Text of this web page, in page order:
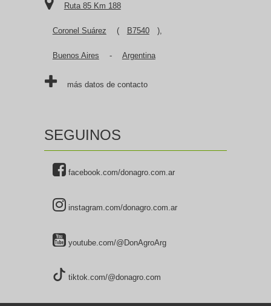
Ruta 85 Km 188
Coronel Suárez ( B7540 ),
Buenos Aires - Argentina
más datos de contacto
SEGUINOS
facebook.com/donagro.com.ar
instagram.com/donagro.com.ar
youtube.com/@DonAgroArg
tiktok.com/@donagro.com